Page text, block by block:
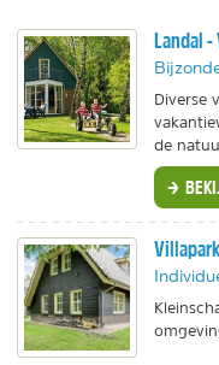
Landal
Diverse
de